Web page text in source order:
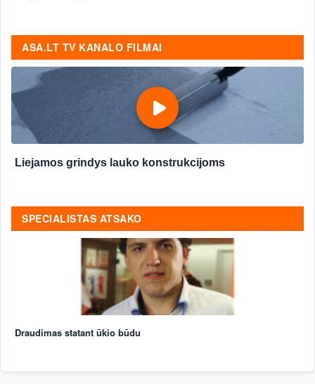
ASA.LT TV KANALO FILMAI
Liejamos grindys lauko konstrukcijoms
SPECIALISTAS ATSAKO
Draudimas statant ūkio būdu